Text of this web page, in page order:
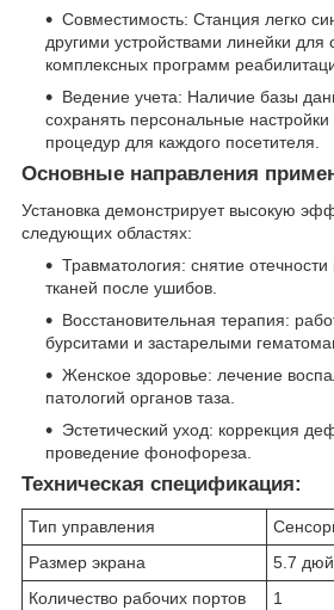
Совместимость: Станция легко
другими устройствами линейки для
комплексных программ
Ведение учета: Наличие базы
сохранять персональные
процедур для каждого посетителя.
Основные направления
Установка демонстрирует высокую
следующих областях:
Травматология: снятие
тканей после ушибов.
Восстановительная терапия:
бурситами и застарелыми
Женское здоровье: лечение
патологий органов таза.
Эстетический уход: коррекция
проведение фонофореза.
Техническая спецификация:
Тип управления
Размер экрана
5.7
Количество рабочих портов
1